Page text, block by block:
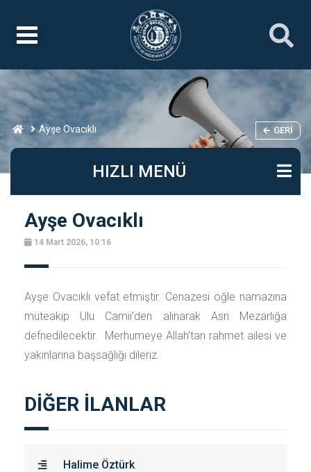
Ayşe Ovacıklı GERI
HIZLI MENÜ
Ayşe Ovacıklı
14 Mart 2026, 10:16
Ayşe Ovacıklı vefat etmiştir. Cenazesi öğle namazına
müteakip Ulu Camii'den alınarak Asri Mezarlığa
defnedilecektir. Merhumeye Allah'tan rahmet ailesi ve
yakınlarına başsağlığı dileriz.
DİĞER İLANLAR
Halime Öztürk